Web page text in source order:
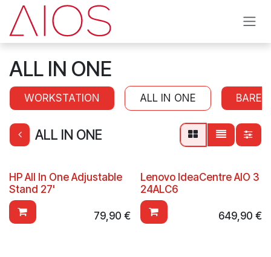
Se rendre au contenu
ALL IN ONE
WORKSTATION ALL IN ONE
ALL IN ONE
HP All In One Adjustable
Stand 27'
79,90 €
Lenovo IdeaCentre AIO 3
24ALC6
649,90 €